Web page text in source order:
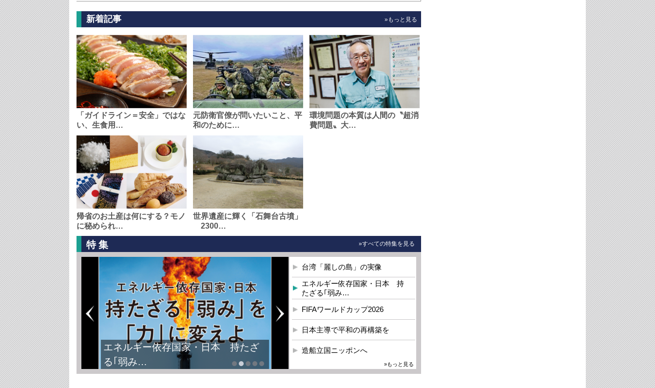
新着記事 »もっと見る
「ガイドライン＝安全」ではな
い、生食用…
元防衛官僚が問いたいこと、平
和のために…
環境問題の本質は人間の〝超消
費問題〟大…
帰省のお土産は何にする？モノ
に秘められ…
世界遺産に輝く「石舞台古墳」
2300…
特集 »すべての特集を見る
エネルギー依存国家・日本 持たざ
る｢弱み…
台湾「麗しの島」の実像
エネルギー依存国家・日本 持
たざる｢弱み…
FIFAワールドカップ2026
日本主導で平和の再構築を
造船立国ニッポンへ
»もっと見る